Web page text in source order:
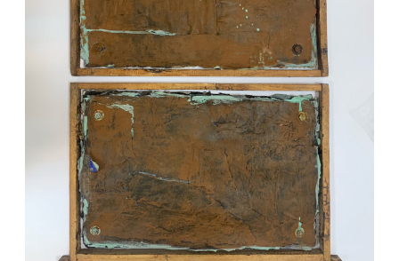
2014 – участь у «Виставка до дня
художника», Київ
2013 – участь у «Молоде мистецтво
України», Київ
2012 – участь у «Виставка до дня
художника», Київ
2012 – участь у «Анімалістична виставка
«Ноїв Ковчег»», Київ